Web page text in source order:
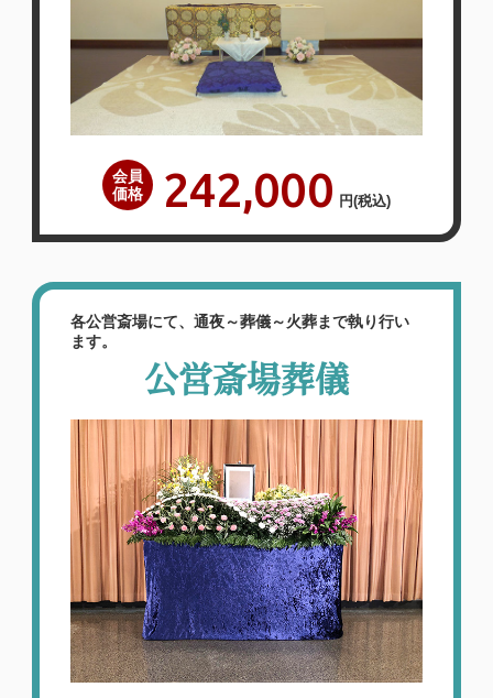
会員
価格
242,000 円(税込)
各公営斎場にて、通夜～葬儀～火葬まで執り行い
ます。
公営斎場葬儀